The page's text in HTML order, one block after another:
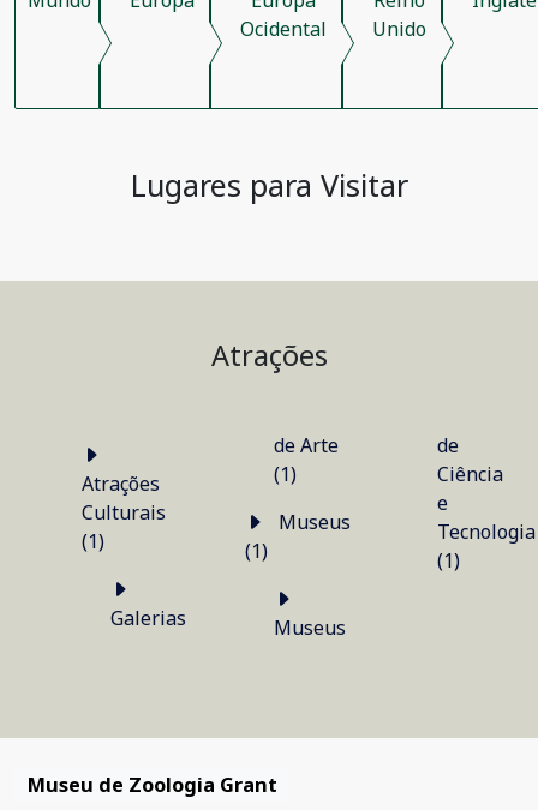
Ocidental
Unido
Lugares para Visitar
Atrações
Atrações
Culturais
(1)
Galerias
de Arte
(1)
(1)
Museus
de
Ciência
e
Tecnologia
(1)
Museu de Zoologia Grant